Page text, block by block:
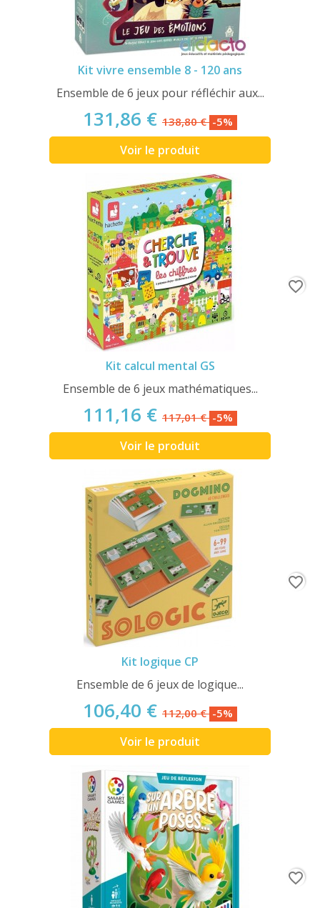
Kit vivre ensemble 8 - 120 ans
Ensemble de 6 jeux pour réfléchir aux...
131,86 € 138,80 € -5%
Voir le produit
Kit calcul mental GS
Ensemble de 6 jeux mathématiques...
111,16 € 117,01 € -5%
Voir le produit
favorite_border
Kit logique CP
Ensemble de 6 jeux de logique...
106,40 € 112,00 € -5%
Voir le produit
favorite_border
favorite_border